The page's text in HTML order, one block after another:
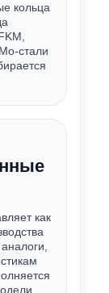
кольца
стали
как